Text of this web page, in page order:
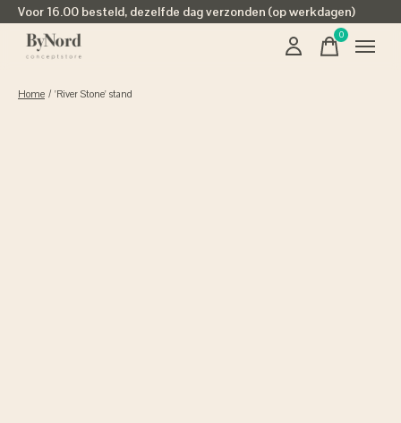
Voor 16.00 besteld, dezelfde dag verzonden (op werkdagen)
0items
Home / 'River Stone' stand